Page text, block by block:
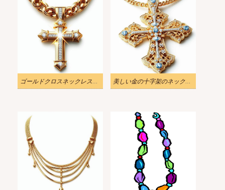
ゴールドクロスネックレスのイラスト 美しい金の十字架のネックレスのイラスト